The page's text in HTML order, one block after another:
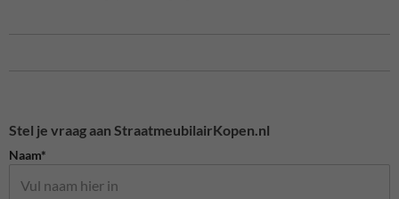
Stel je vraag aan StraatmeubilairKopen.nl
Naam*